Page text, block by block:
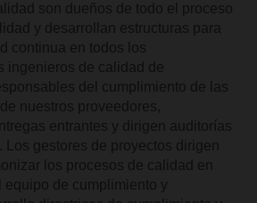
son dueños de todo el proceso
y desarrollan estructuras para
continua en todos los
ingenieros de calidad de
del cumplimiento de las
nuestros proveedores,
entrantes y dirigen auditorías
Los gestores de proyectos dirigen
los procesos de calidad en
de cumplimiento y